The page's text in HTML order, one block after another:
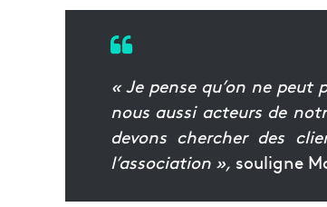
« Je pense qu’on ne
nous aussi acteurs de
devons chercher des
l’association », souligne